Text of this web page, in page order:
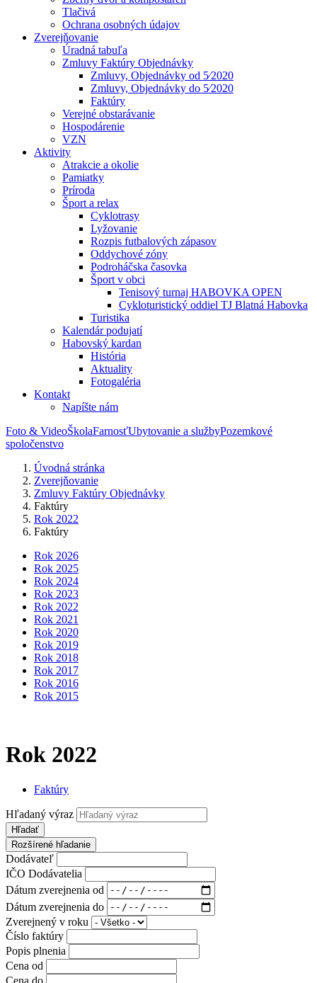
Tlačivá
Ochrana osobných údajov
Zverejňovanie
Úradná tabuľa
Zmluvy Faktúry Objednávky
Zmluvy, Objednávky od 5⁄2020
Zmluvy, Objednávky do 5⁄2020
Faktúry
Verejné obstarávanie
Hospodárenie
VZN
Aktivity
Atrakcie a okolie
Pamiatky
Príroda
Šport a relax
Cyklotrasy
Lyžovanie
Rozpis futbalových zápasov
Oddychové zóny
Podroháčska časovka
Šport v obci
Tenisový turnaj HABOVKA OPEN
Cykloturistický oddiel TJ Blatná Habovka
Turistika
Kalendár podujatí
Habovský kardan
História
Aktuality
Fotogaléria
Kontakt
Napíšte nám
Foto & VideoŠkolaFarnosťUbytovanie a službyPozemkové
spoločenstvo
Úvodná stránka
Zverejňovanie
Zmluvy Faktúry Objednávky
Faktúry
Rok 2022
Faktúry
Rok 2026
Rok 2025
Rok 2024
Rok 2023
Rok 2022
Rok 2021
Rok 2020
Rok 2019
Rok 2018
Rok 2017
Rok 2016
Rok 2015
Rok 2022
Faktúry
Hľadaný výraz
Hľadať
Rozšírené hľadanie
Dodávateľ
IČO Dodávatelia
Dátum zverejnenia od
Dátum zverejnenia do
Zverejnený v roku
Číslo faktúry
Popis plnenia
Cena od
Cena do